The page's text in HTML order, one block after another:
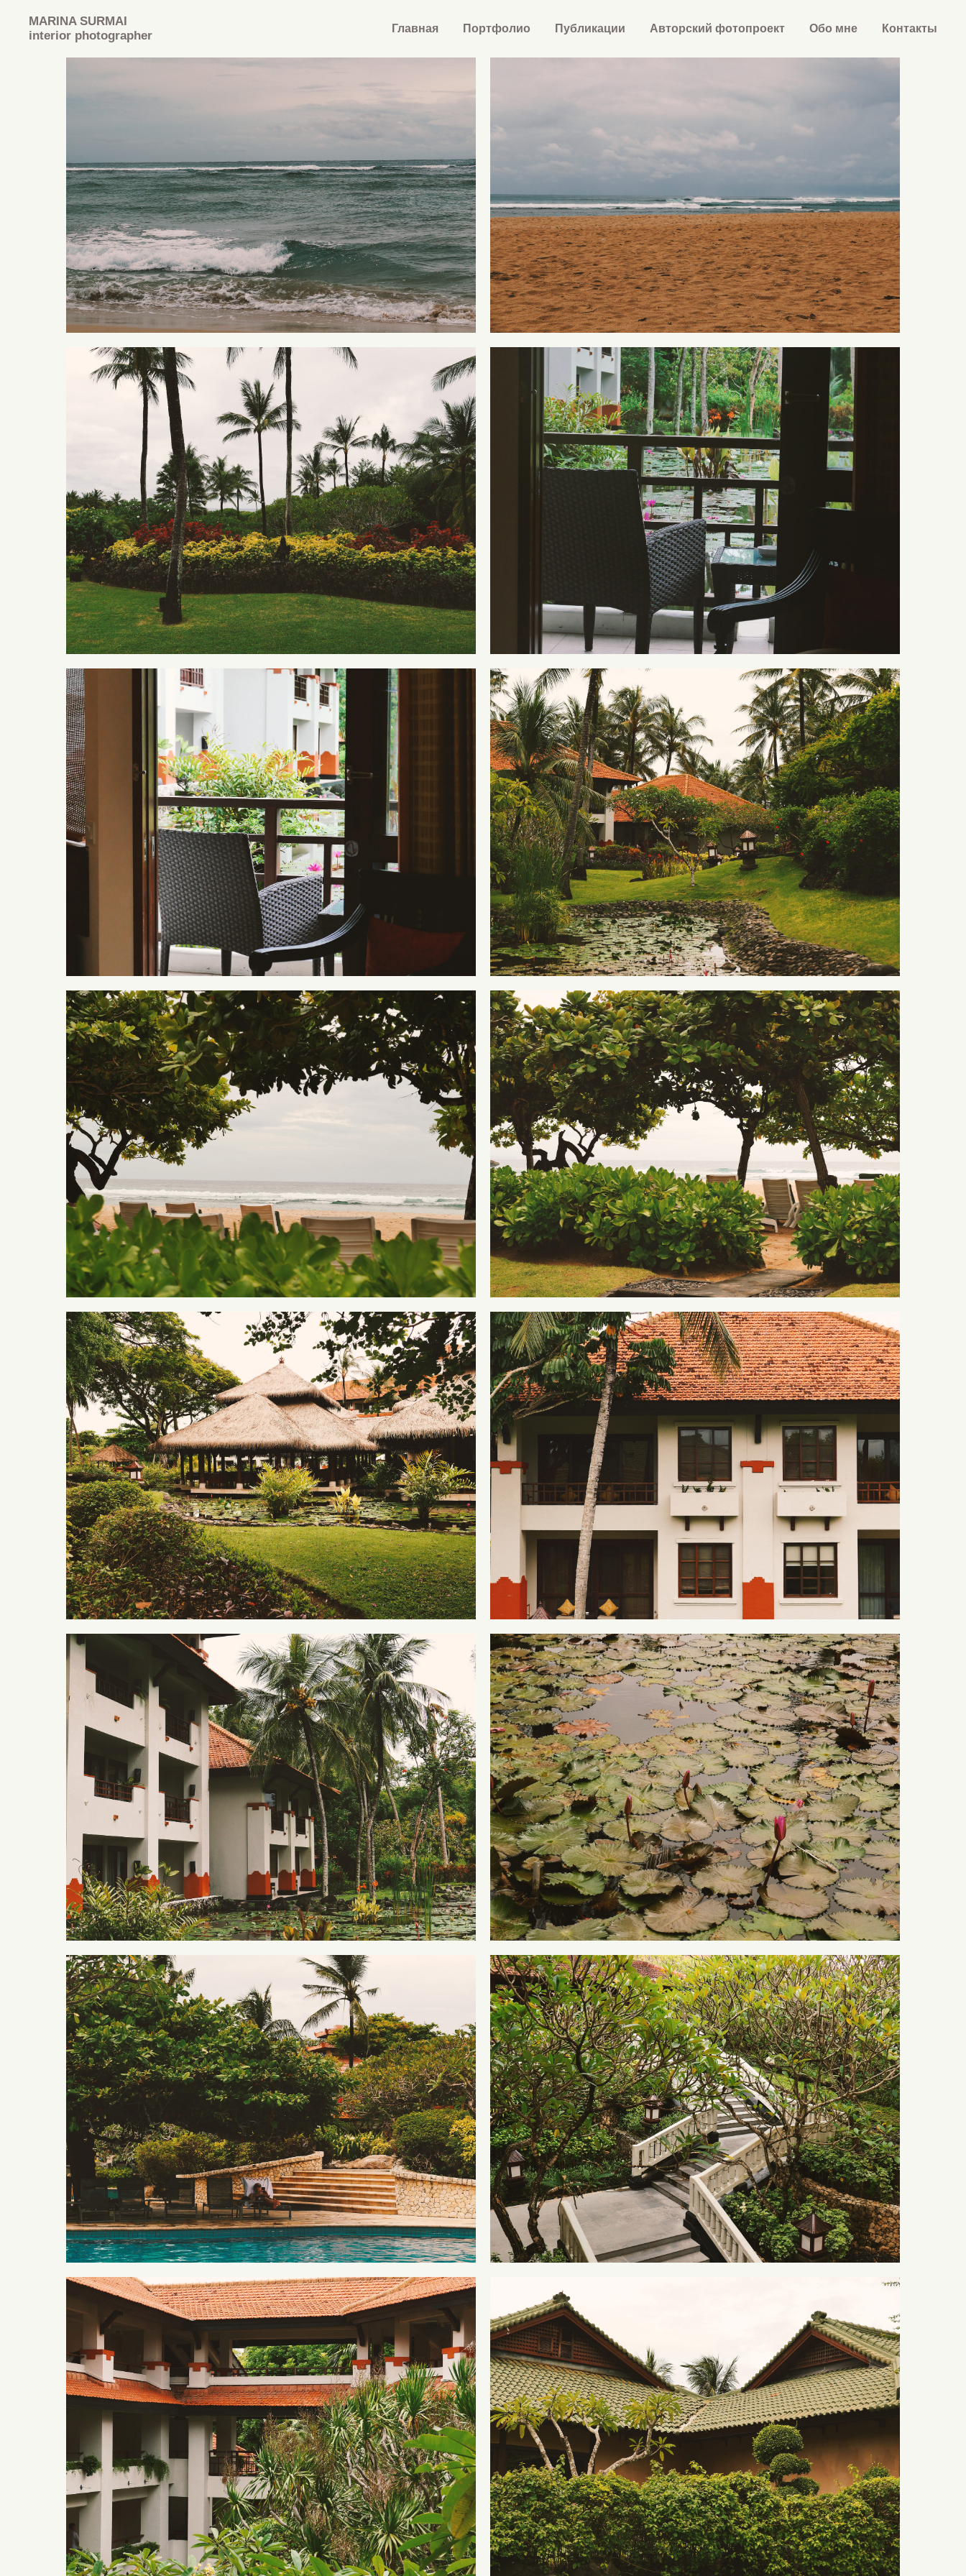
MARINA SURMAI
interior photographer
Главная Портфолио Публикации Авторский фотопроект Обо мне Контакты